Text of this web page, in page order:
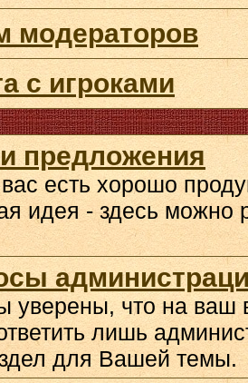
модераторов
с игроками
предложения
есть хорошо
идея - здесь можно
уверены, что на ваш
лишь
для Вашей темы.